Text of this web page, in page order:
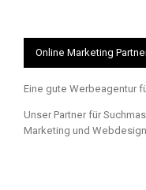
Online Marketing
Eine gute Werbeagentur
Unser Partner für
Marketing und